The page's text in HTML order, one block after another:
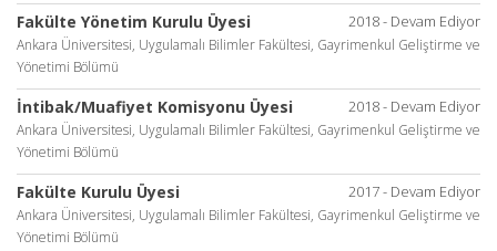
2018 - Devam Ediyor
Fakülte Yönetim Kurulu Üyesi
Ankara Üniversitesi, Uygulamalı Bilimler Fakültesi, Gayrimenkul Geliştirme ve
Yönetimi Bölümü
2018 - Devam Ediyor
İntibak/Muafiyet Komisyonu Üyesi
Ankara Üniversitesi, Uygulamalı Bilimler Fakültesi, Gayrimenkul Geliştirme ve
Yönetimi Bölümü
2017 - Devam Ediyor
Fakülte Kurulu Üyesi
Ankara Üniversitesi, Uygulamalı Bilimler Fakültesi, Gayrimenkul Geliştirme ve
Yönetimi Bölümü